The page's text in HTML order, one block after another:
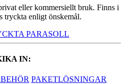
eller kommersiellt bruk. Finns i
tryckta enligt önskemål.
PARASOLL
IN:
PAKETLÖSNINGAR